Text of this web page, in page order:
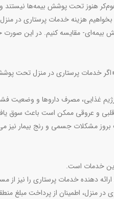
هنوز تحت پوشش بیمه‌ها نیستند و
هزینه خدمات پرستاری در
بیمه‌ای- مقایسه کنیم. در این صورت
خدمات پرستاری در منزل تحت
رژیم غذایی، مصرف داروها و وضعیت
و عروقی ممکن است باعث سوق
بروز مشکلات جسمی و رنج بیمار نیز
این خدمات است.
دهنده خدمات پرستاری را نیز از
منزل، اطمینان از پرداخت مبلغ